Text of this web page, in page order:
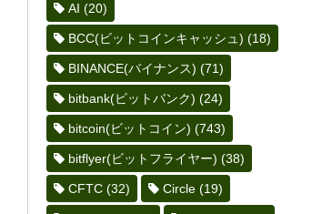
AI (20)
BCC(ビットコインキャッシュ) (18)
BINANCE(バイナンス) (71)
bitbank(ビットバンク) (24)
bitcoin(ビットコイン) (743)
bitflyer(ビットフライヤー) (38)
CFTC (32) Circle (19)